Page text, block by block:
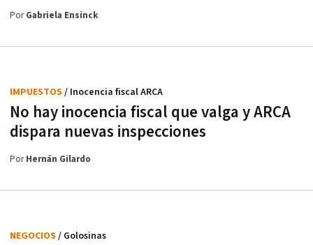
PorGabriela Ensinck
No hay inocencia fiscal que valga y ARCA
dispara nuevas inspecciones
IMPUESTOS / Inocencia fiscal ARCA
PorHernán Gilardo
NEGOCIOS / Golosinas